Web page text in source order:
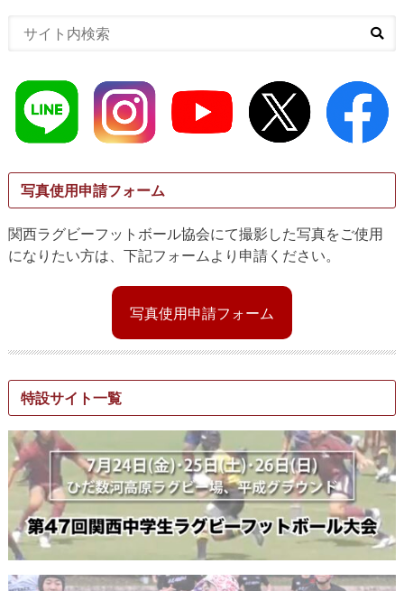
写真使用申請フォーム
関西ラグビーフットボール協会にて撮影した写真をご使用
になりたい方は、下記フォームより申請ください。
写真使用申請フォーム
特設サイト一覧